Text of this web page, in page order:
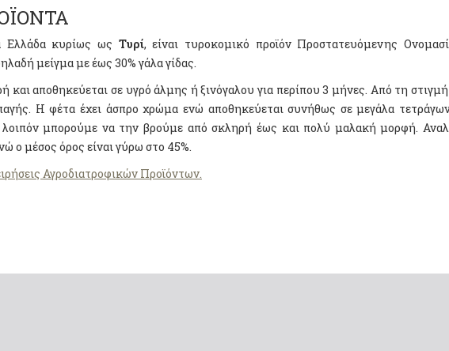
Ελλάδα κυρίως ως Τυρί, είναι τυροκομικό προϊόν Προστατευόμενης
μείγμα με έως 30% γάλα γίδας.
και αποθηκεύεται σε υγρό άλμης ή ξινόγαλου για περίπου 3 μήνες. Από τη
Η φέτα έχει άσπρο χρώμα ενώ αποθηκεύεται συνήθως σε μεγάλα
μπορούμε να την βρούμε από σκληρή έως και πολύ μαλακή μορφή.
ο μέσος όρος είναι γύρω στο 45%.
Αγροδιατροφικών Προϊόντων.